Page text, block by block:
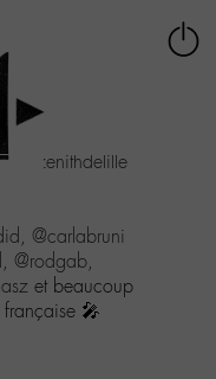
@zenithdelille
, @carlabruni
, @rodgab,
et beaucoup
🎤